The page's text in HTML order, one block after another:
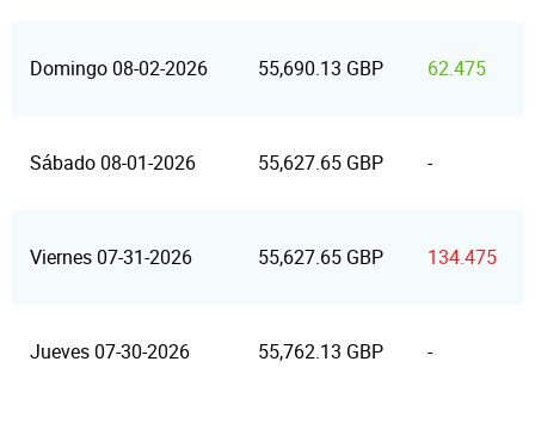
Domingo 08-02-2026 55,690.13 GBP 62.475
Sábado 08-01-2026 55,627.65 GBP -
Viernes 07-31-2026 55,627.65 GBP 134.475
Jueves 07-30-2026 55,762.13 GBP -